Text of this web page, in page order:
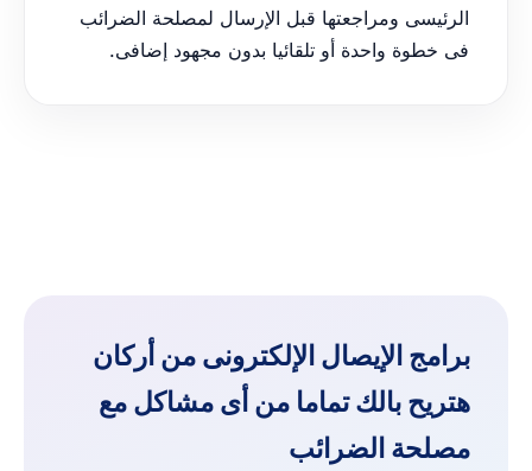
الرئيسى ومراجعتها قبل الإرسال لمصلحة الضرائب
فى خطوة واحدة أو تلقائيا بدون مجهود إضافى.
برامج الإيصال الإلكترونى من أركان
هتريح بالك تماما من أى مشاكل مع
مصلحة الضرائب